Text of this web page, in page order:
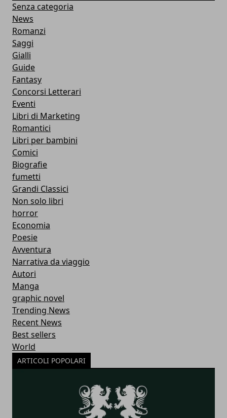
Senza categoria
News
Romanzi
Saggi
Gialli
Guide
Fantasy
Concorsi Letterari
Eventi
Libri di Marketing
Romantici
Libri per bambini
Comici
Biografie
fumetti
Grandi Classici
Non solo libri
horror
Economia
Poesie
Avventura
Narrativa da viaggio
Autori
Manga
graphic novel
Trending News
Recent News
Best sellers
World
ARTICOLI POPOLARI